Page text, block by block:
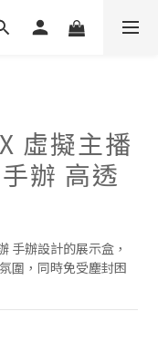
虛擬主播
辦 高透
手辦設計的展示盒，
圍，同時免受塵封困